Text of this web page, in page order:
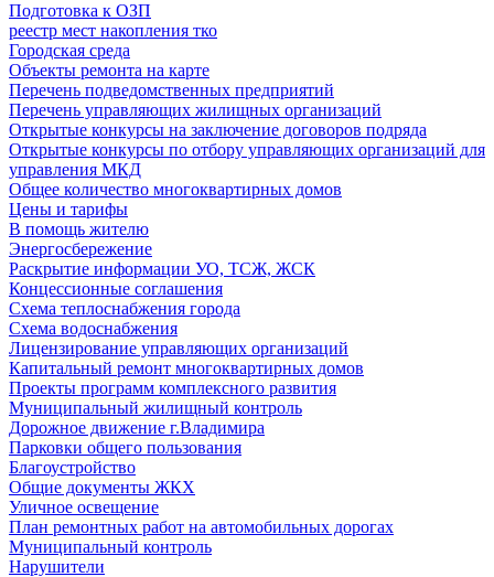
Подготовка к ОЗП
реестр мест накопления тко
Городская среда
Объекты ремонта на карте
Перечень подведомственных предприятий
Перечень управляющих жилищных организаций
Открытые конкурсы на заключение договоров подряда
Открытые конкурсы по отбору управляющих организаций для
управления МКД
Общее количество многоквартирных домов
Цены и тарифы
В помощь жителю
Энергосбережение
Раскрытие информации УО, ТСЖ, ЖСК
Концессионные соглашения
Схема теплоснабжения города
Схема водоснабжения
Лицензирование управляющих организаций
Капитальный ремонт многоквартирных домов
Проекты программ комплексного развития
Муниципальный жилищный контроль
Дорожное движение г.Владимира
Парковки общего пользования
Благоустройство
Общие документы ЖКХ
Уличное освещение
План ремонтных работ на автомобильных дорогах
Муниципальный контроль
Нарушители